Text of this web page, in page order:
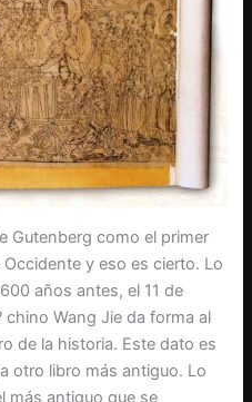
Gutenberg como el primer
y eso es cierto. Lo
años antes, el 11 de
Wang Jie da forma al
de la historia. Este dato es
otro libro más antiguo. Lo
más antiguo que se